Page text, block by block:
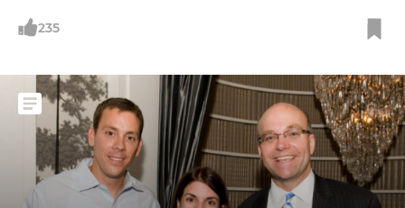
팔면 팔수록 현금이 부족한 것이다.② 투자활동 현금흐름 : 대표적인 투자
동은 자금을 조달하
235